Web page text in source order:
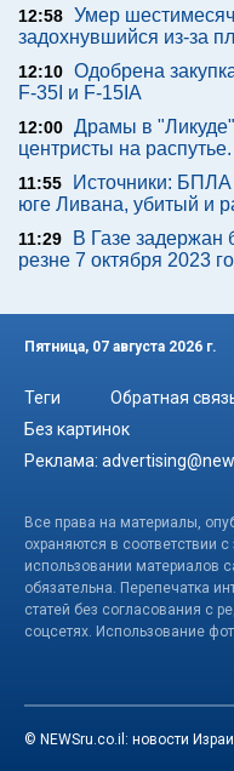
12:58 Умер
задохнувшийся из-за
12:10 Одобрена
F-35I и F-15IA
12:00 Драмы в
центристы на
11:55
Источники:
юге Ливана, убитый и
11:29
В Газе задержан
резне 7 октября 2023
Пятница, 07 августа 2026 г.
Теги Обратная
Без картинок
Реклама:
Все права на материалы,
охраняются в соответствии
использовании материалов
обязательна. Перепечатка
статей без согласования с
соцсетях. Использование
© NEWSru.co.il: новости